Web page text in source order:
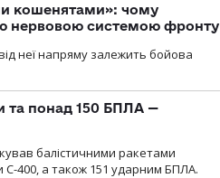
кошенятами»: чому
нервовою системою фронту
неї напряму залежить бойова
та понад 150 БПЛА —
балістичними ракетами
400, а також 151 ударним БПЛА.